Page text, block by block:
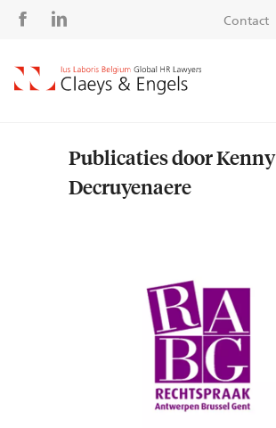
Social
Contact
Publicaties door Kenny
Decruyenaere